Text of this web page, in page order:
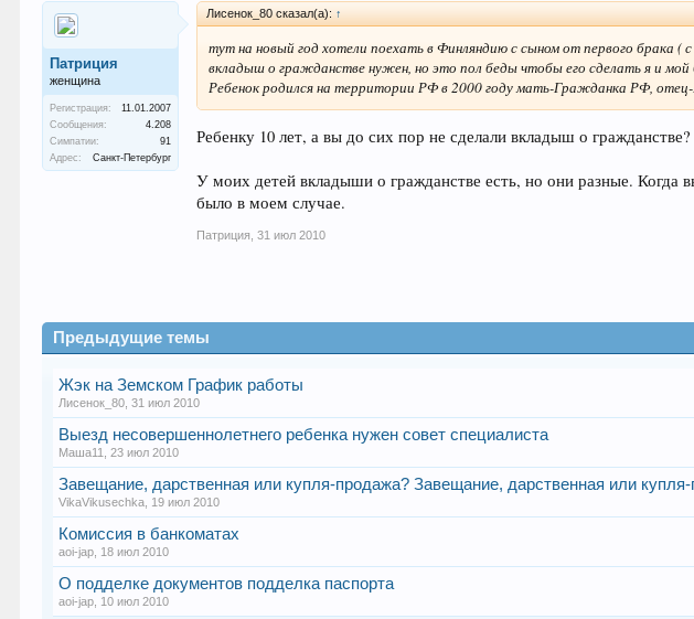
Патриция
женщина
Регистрация:
11.01.2007
Сообщения:
4.208
Симпатии:
91
Адрес:
Санкт-Петербург
Лисенок_80 сказал(а): ↑
тут на новый год хотели поехать в Финляндию с сыном от первого брака
вкладыш о гражданстве нужен, но это пол беды чтобы его сделать я и
Ребенок родился на территории РФ в 2000 году мать-Гражданка РФ,
Ребенку 10 лет, а вы до сих пор не сделали вкладыш о гражданстве?
У моих детей вкладыши о гражданстве есть, но они разные. Когда
было в моем случае.
Патриция 31 июл 2010
Предыдущие темы
Жэк на Земском График работы
Лисенок_80 ,31 июл 2010
Выезд несовершеннолетнего ребенка нужен совет специалиста
Маша11 ,23 июл 2010
Завещание, дарственная или купля-продажа? Завещание, дарственная или
VikaVikusechka 19 июл 2010
Комиссия в банкоматах
aoi-jap 18 июл 2010
О подделке документов подделка паспорта
aoi-jap 10 июл 2010